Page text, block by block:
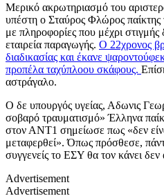
Μερικό ακρωτηριασμό του
υπέστη ο Σταύρος Φλώρος
με πληροφορίες που μέχρι
εταιρεία παραγωγής. Ο 22χρονος
διαδικασίας και έκανε
προπέλα ταχύπλοου σκάφους.
αστράγαλο.
Ο δε υπουργός υγείας, Αδωνις
σοβαρό τραυματισμό» Έλληνα
στον ΑΝΤ1 σημείωσε πως «δεν
μεταφερθεί». Όπως πρόσθεσε,
συγγενείς το ΕΣΥ θα τον κάνει
Advertisement
Advertisement